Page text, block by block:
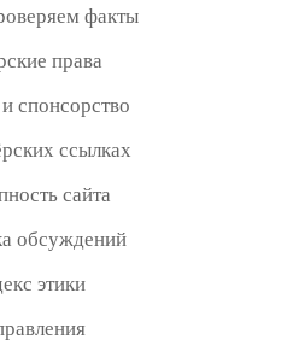
факты
права
спонсорство
ссылках
сайта
обсуждений
этики